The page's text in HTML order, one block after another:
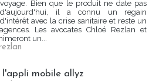
voyage. Bien que le produit ne date pas
d'aujourd'hui, il a connu un regain
d'intérêt avec la crise sanitaire et reste un
Les avocates Chloé Rezlan et
un...
mobile allyz